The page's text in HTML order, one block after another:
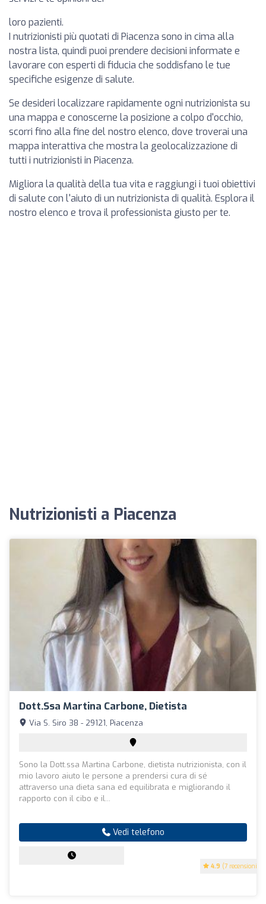
loro pazienti.
I nutrizionisti più quotati di Piacenza sono in cima alla
nostra lista, quindi puoi prendere decisioni informate e
lavorare con esperti di fiducia che soddisfano le tue
specifiche esigenze di salute.
Se desideri localizzare rapidamente ogni nutrizionista su
una mappa e conoscerne la posizione a colpo d'occhio,
scorri fino alla fine del nostro elenco, dove troverai una
mappa interattiva che mostra la geolocalizzazione di
tutti i nutrizionisti in Piacenza.
Migliora la qualità della tua vita e raggiungi i tuoi obiettivi
di salute con l'aiuto di un nutrizionista di qualità. Esplora il
nostro elenco e trova il professionista giusto per te.
Nutrizionisti a Piacenza
Dott.ssa Martina Carbone, Dietista
4.9 (7 recensioni)
Via S. Siro 38 - 29121, Piacenza
Sono la Dott.ssa Martina Carbone, dietista nutrizionista, con il
mio lavoro aiuto le persone a prendersi cura di sé
attraverso una dieta sana ed equilibrata e migliorando il
rapporto con il cibo e il...
Vedi telefono